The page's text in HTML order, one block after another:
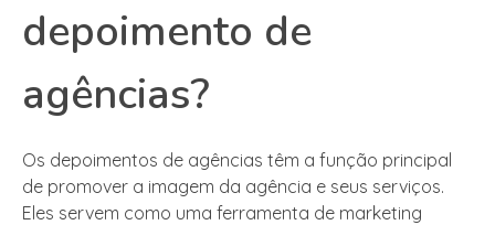
depoimento de
agências?
Os depoimentos de agências têm a função principal
de promover a imagem da agência e seus serviços.
Eles servem como uma ferramenta de marketing